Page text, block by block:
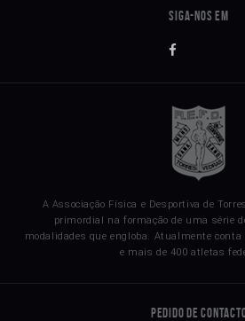
A Associação Física e Desportiva de
primordial na formação de uma série
modalidades que engloba. Atualmente
e mais de 400 atletas
Pedido de